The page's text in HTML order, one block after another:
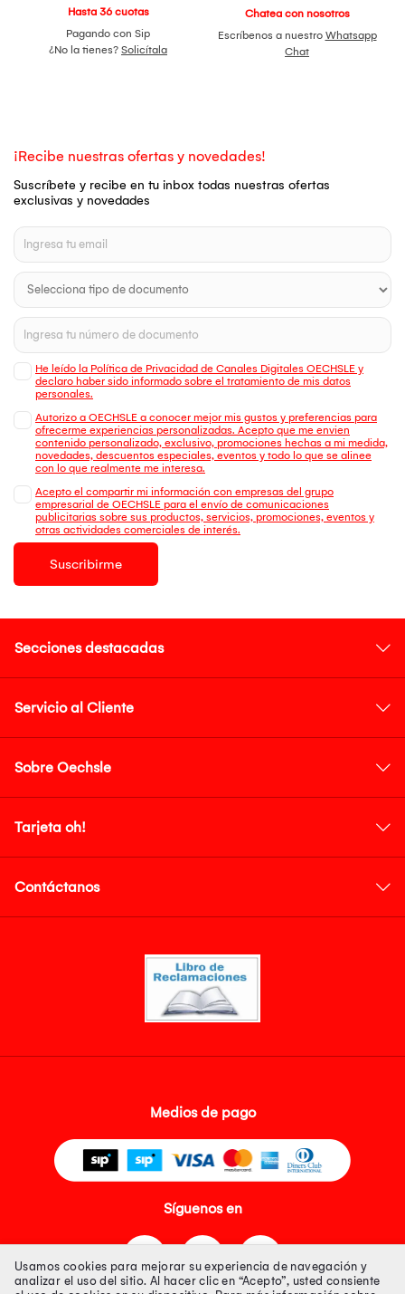
Hasta 36 cuotas
Pagando con Sip
¿No la tienes? Solicítala
Chatea con nosotros
Escríbenos a nuestro Whatsapp
Chat
¡Recibe nuestras ofertas y novedades!
Suscríbete y recibe en tu inbox todas nuestras ofertas
exclusivas y novedades
He leído la Política de Privacidad de Canales Digitales OECHSLE y
declaro haber sido informado sobre el tratamiento de mis datos
personales.
Autorizo a OECHSLE a conocer mejor mis gustos y preferencias para
ofrecerme experiencias personalizadas. Acepto que me envien
contenido personalizado, exclusivo, promociones hechas a mi medida,
novedades, descuentos especiales, eventos y todo lo que se alinee
con lo que realmente me interesa.
Acepto el compartir mi información con empresas del grupo
empresarial de OECHSLE para el envío de comunicaciones
publicitarias sobre sus productos, servicios, promociones, eventos y
otras actividades comerciales de interés.
Suscribirme
Secciones destacadas
Servicio al Cliente
Sobre Oechsle
Tarjeta oh!
Contáctanos
Medios de pago
Síguenos en
Usamos cookies para mejorar su experiencia de navegación y
analizar el uso del sitio. Al hacer clic en “Acepto”, usted consiente